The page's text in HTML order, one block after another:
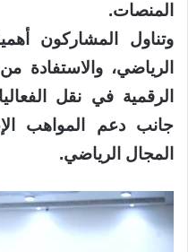
المنصات.
وتناول المشاركون
الرياضي، والاستفادة
الرقمية في نقل
جانب دعم المواهب
المجال الرياضي.